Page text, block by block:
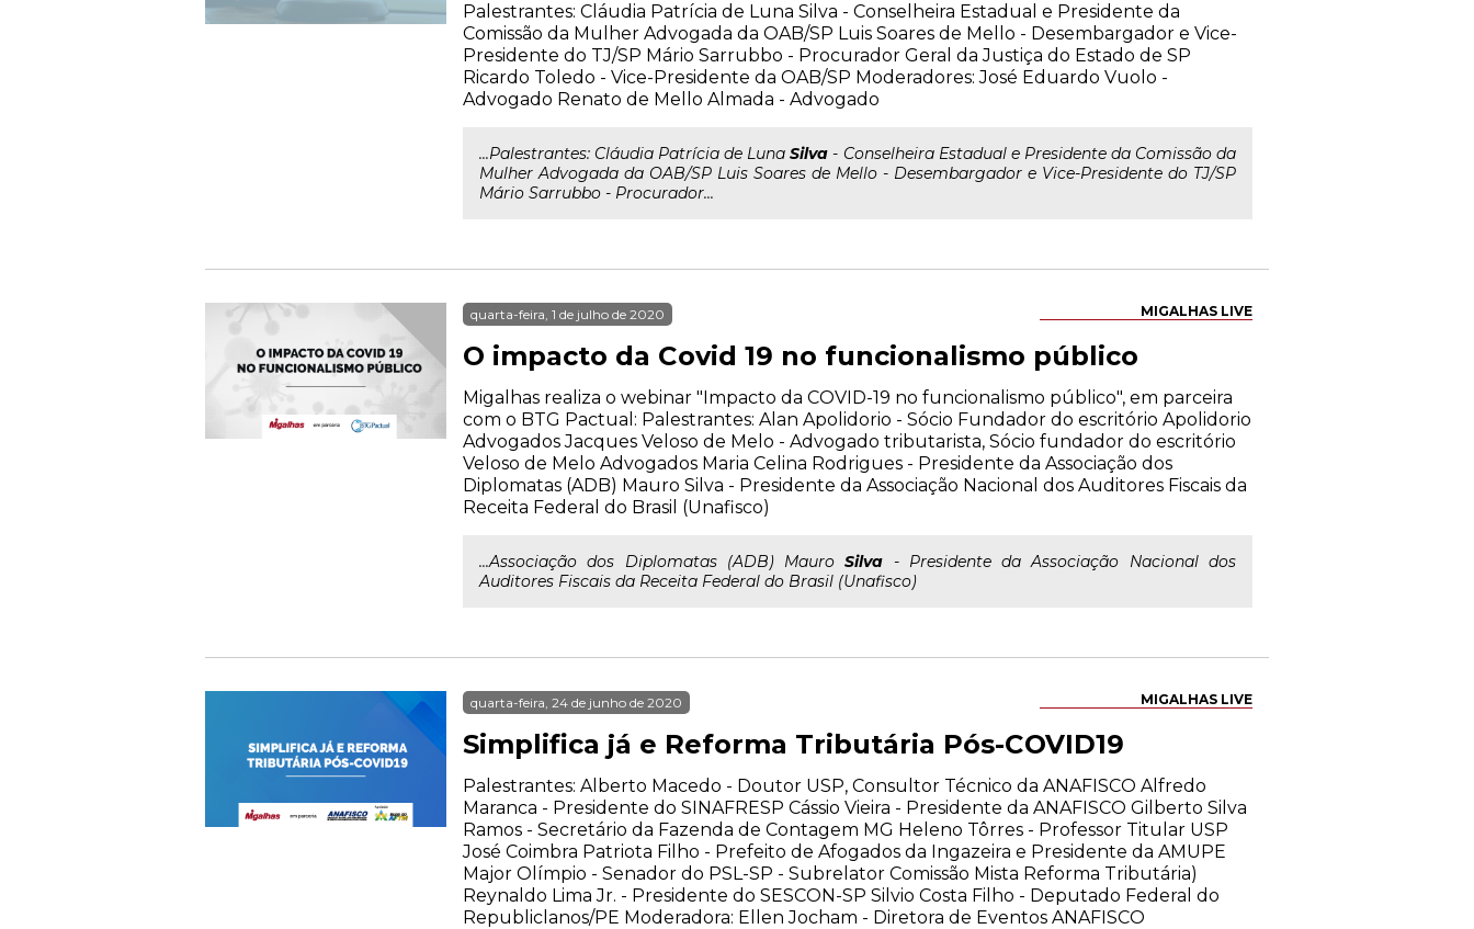
Palestrantes: Cláudia Patrícia de Luna Silva - Conselheira Estadual e Presidente da
Comissão da Mulher Advogada da OAB/SP Luis Soares de Mello - Desembargador e Vice-
Presidente do TJ/SP Mário Sarrubbo - Procurador Geral da Justiça do Estado de SP
Ricardo Toledo - Vice-Presidente da OAB/SP Moderadores: José Eduardo Vuolo -
Advogado Renato de Mello Almada - Advogado
...Palestrantes: Cláudia Patrícia de LunaSilva - Conselheira Estadual e Presidente da Comissão da
Mulher Advogada da OAB/SP Luis Soares de Mello - Desembargador e Vice-Presidente do TJ/SP
Mário Sarrubbo - Procurador...
MIGALHAS LIVE
quarta-feira, 1 de julho de 2020
O impacto da Covid 19 no funcionalismo público
Migalhas realiza o webinar "Impacto da COVID-19 no funcionalismo público", em parceira
com o BTG Pactual: Palestrantes: Alan Apolidorio - Sócio Fundador do escritório Apolidorio
Advogados Jacques Veloso de Melo - Advogado tributarista, Sócio fundador do escritório
Veloso de Melo Advogados Maria Celina Rodrigues - Presidente da Associação dos
Diplomatas (ADB) Mauro Silva - Presidente da Associação Nacional dos Auditores Fiscais da
Receita Federal do Brasil (Unafisco)
...Associação dos Diplomatas (ADB) MauroSilva - Presidente da Associação Nacional dos
Auditores Fiscais da Receita Federal do Brasil (Unafisco)
MIGALHAS LIVE
quarta-feira, 24 de junho de 2020
Simplifica já e Reforma Tributária Pós-COVID19
Palestrantes: Alberto Macedo - Doutor USP, Consultor Técnico da ANAFISCO Alfredo
Maranca - Presidente do SINAFRESP Cássio Vieira - Presidente da ANAFISCO Gilberto Silva
Ramos - Secretário da Fazenda de Contagem MG Heleno Tôrres - Professor Titular USP
José Coimbra Patriota Filho - Prefeito de Afogados da Ingazeira e Presidente da AMUPE
Major Olímpio - Senador do PSL-SP - Subrelator Comissão Mista Reforma Tributária)
Reynaldo Lima Jr. - Presidente do SESCON-SP Silvio Costa Filho - Deputado Federal do
Republiclanos/PE Moderadora: Ellen Jocham - Diretora de Eventos ANAFISCO